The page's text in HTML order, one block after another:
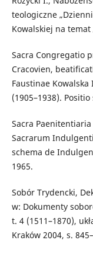
teologiczne
Kowalskiej na temat
Sacra Congregatio
Cracovien,
Faustinae
(1905–1938).
Sacra
Sacrarum
schema de
1965.
Sobór Trydencki,
w: Dokumenty
t. 4 (1511–1870),
Kraków 2004, s.